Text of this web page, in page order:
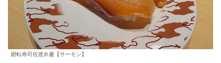
廻転寿司佐渡弁慶【サーモン】